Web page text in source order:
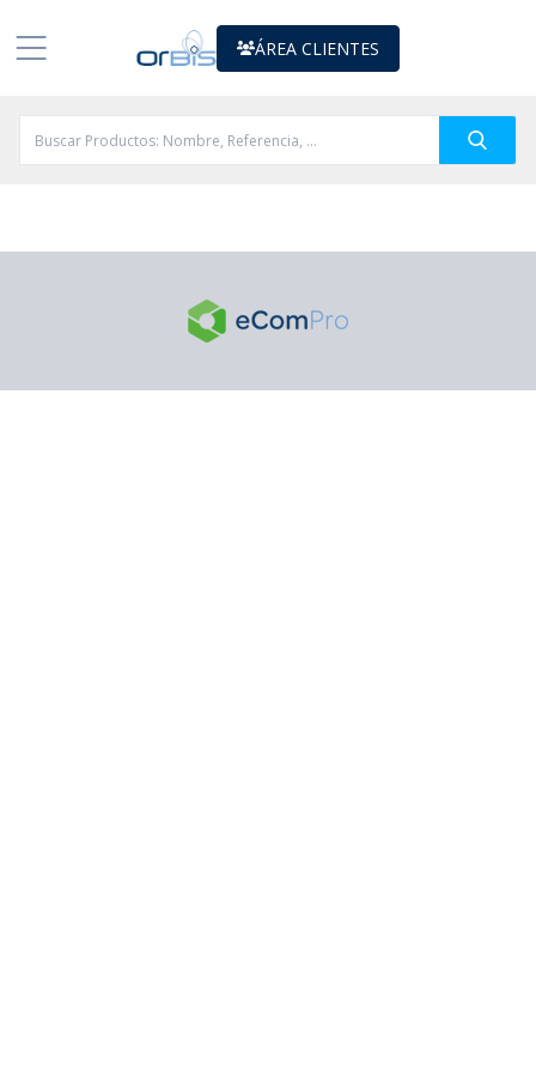
ÁREA CLIENTES